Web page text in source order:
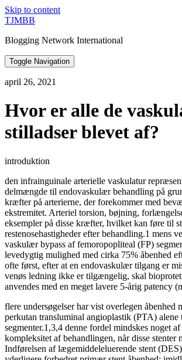
Skip to content
TJMBB
Blogging Network International
Toggle Navigation
april 26, 2021
Hvor er alle de
stilladser blevet af?
introduktion
den infrainguinale arterielle vaskulatur
delmængde til endovaskulær behandling på
kræfter på arterierne, der forekommer med
ekstremitet. Arteriel torsion, bøjning,
eksempler på disse kræfter, hvilket kan føre til
restenosehastigheder efter behandling.1 mens
vaskulær bypass af femoropopliteal (FP)
levedygtig mulighed med cirka 75% åbenhed
ofte først, efter at en endovaskulær tilgang er
venøs ledning ikke er tilgængelig, skal
anvendes med en meget lavere 5-årig patency
flere undersøgelser har vist overlegen åbenhed
perkutan transluminal angioplastik (PTA)
segmenter.1,3,4 denne fordel mindskes noget
kompleksitet af behandlingen, når disse stenter
Indførelsen af lægemiddeleluerende stent